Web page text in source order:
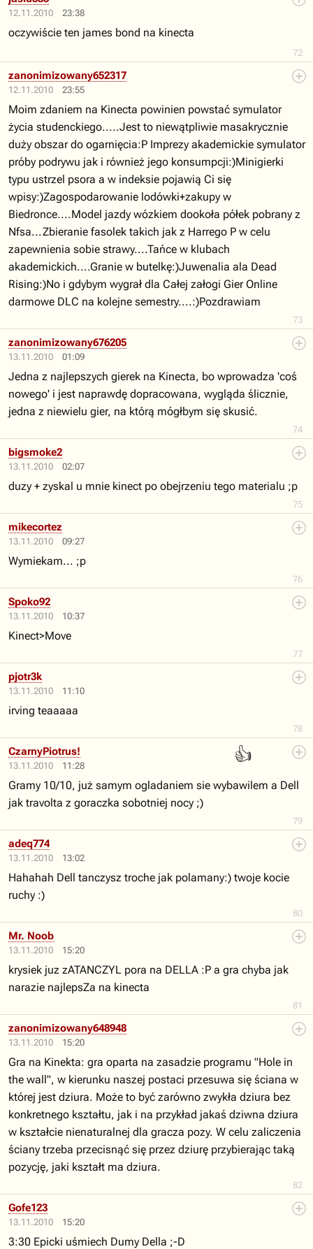
12.11.2010 23:38
72
oczywiście ten james bond na kinecta
12.11.2010 23:55
73
zanonimizowany652317
Moim zdaniem na Kinecta powinien powstać symulator
życia studenckiego.....Jest to niewątpliwie masakrycznie
duży obszar do ogarnięcia:P Imprezy akademickie symulator
próby podrywu jak i również jego konsumpcji:)Minigierki
typu ustrzel psora a w indeksie pojawią Ci się
wpisy:)Zagospodarowanie lodówki+zakupy w
Biedronce....Model jazdy wózkiem dookoła półek pobrany z
Nfsa...Zbieranie fasolek takich jak z Harrego P w celu
zapewnienia sobie strawy....Tańce w klubach
akademickich....Granie w butelkę:)Juwenalia ala Dead
Rising:)No i gdybym wygrał dla Całej załogi Gier Online
darmowe DLC na kolejne semestry....:)Pozdrawiam
13.11.2010 01:09
74
zanonimizowany676205
Jedna z najlepszych gierek na Kinecta, bo wprowadza 'coś
nowego' i jest naprawdę dopracowana, wygląda ślicznie,
jedna z niewielu gier, na którą mógłbym się skusić.
13.11.2010 02:07
75
bigsmoke2
duzy + zyskal u mnie kinect po obejrzeniu tego materialu ;p
13.11.2010 09:27
76
mikecortez
Wymiekam... ;p
13.11.2010 10:37
77
Spoko92
Kinect>Move
13.11.2010 11:10
78
pjotr3k
irving teaaaaa
13.11.2010 11:28
👍
79
CzarnyPiotrus!
Gramy 10/10, już samym ogladaniem sie wybawilem a Dell
jak travolta z goraczka sobotniej nocy ;)
13.11.2010 13:02
80
adeq774
Hahahah Dell tanczysz troche jak polamany:) twoje kocie
ruchy :)
13.11.2010 15:20
81
Mr. Noob
krysiek juz zATANCZYL pora na DELLA :P a gra chyba jak
narazie najlepsZa na kinecta
13.11.2010 15:20
82
zanonimizowany648948
Gra na Kinekta: gra oparta na zasadzie programu "Hole in
the wall", w kierunku naszej postaci przesuwa się ściana w
której jest dziura. Może to być zarówno zwykła dziura bez
konkretnego kształtu, jak i na przykład jakaś dziwna dziura
w kształcie nienaturalnej dla gracza pozy. W celu zaliczenia
ściany trzeba przecisnąć się przez dziurę przybierając taką
pozycję, jaki kształt ma dziura.
13.11.2010 15:20
Gofe123
3:30 Epicki uśmiech Dumy Della ;-D